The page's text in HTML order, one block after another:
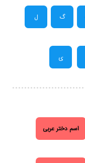
گ ل
ی
اسم دختر عربی